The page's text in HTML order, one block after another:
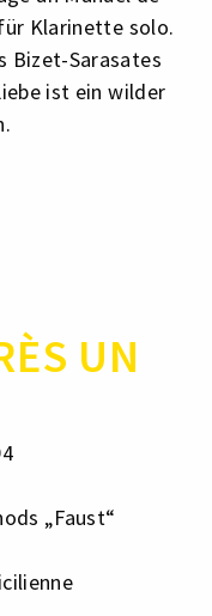
Klarinette solo.
Bizet-Sarasates
ist ein wilder
UN
„Faust“